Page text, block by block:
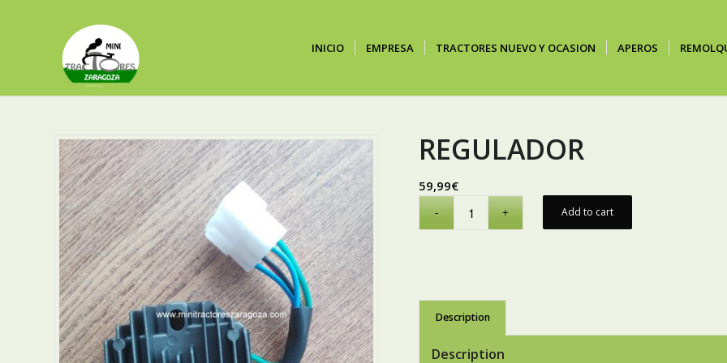
INICIO EMPRESA TRACTORES NUEVO Y OCASION APEROS
REGULADOR
59,99€
Add to cart
Description
Description